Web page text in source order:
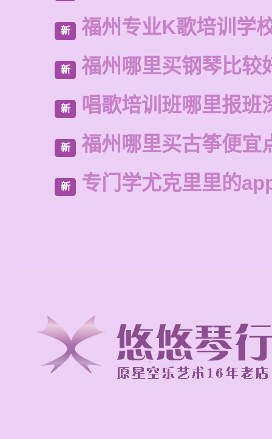
新 福州专业K歌培训学
新 福州哪里买钢琴比较
新 唱歌培训班哪里报班
新 福州哪里买古筝便宜
新 专门学尤克里里的